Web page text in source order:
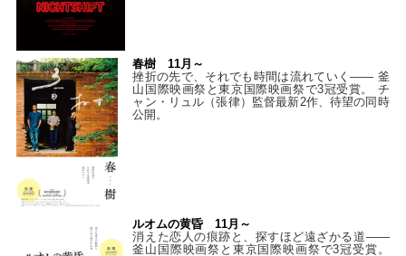
春樹 11月～
挫折の先で、それでも時間は流れていく—— 釜
山国際映画祭と東京国際映画祭で3冠受賞。 チ
ャン・リュル（張律）監督最新2作、待望の同時
公開。
ルオムの黄昏 11月～
消えた恋人の痕跡と、探すほど遠ざかる道——
釜山国際映画祭と東京国際映画祭で3冠受賞。